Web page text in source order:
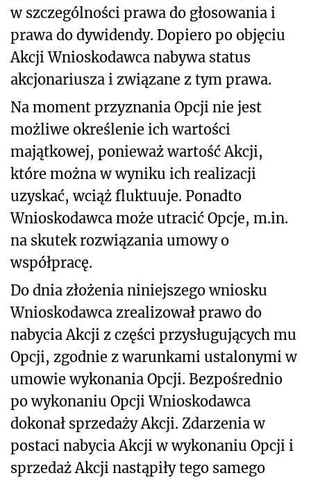
w szczególności prawa do głosowania i
prawa do dywidendy. Dopiero po objęciu
Akcji Wnioskodawca nabywa status
akcjonariusza i związane z tym prawa.
Na moment przyznania Opcji nie jest
możliwe określenie ich wartości
majątkowej, ponieważ wartość Akcji,
które można w wyniku ich realizacji
uzyskać, wciąż fluktuuje. Ponadto
Wnioskodawca może utracić Opcje, m.in.
na skutek rozwiązania umowy o
współpracę.
Do dnia złożenia niniejszego wniosku
Wnioskodawca zrealizował prawo do
nabycia Akcji z części przysługujących mu
Opcji, zgodnie z warunkami ustalonymi w
umowie wykonania Opcji. Bezpośrednio
po wykonaniu Opcji Wnioskodawca
dokonał sprzedaży Akcji. Zdarzenia w
postaci nabycia Akcji w wykonaniu Opcji i
sprzedaż Akcji nastąpiły tego samego